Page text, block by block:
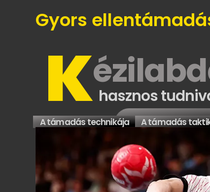
Gyors
K hasznos
A támadás technikája A támadás